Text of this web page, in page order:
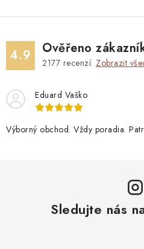
4.9 Ověřeno
2177 recenzí. Zobrazit
Eduard Vaško
Výborný obchod. Vždy poradia.
Sledujte nás